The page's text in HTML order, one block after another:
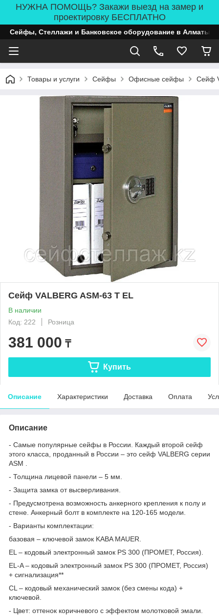
НУЖНА ПОМОЩЬ? Закажи выезд на замер и
проектировку БЕСПЛАТНО
Сейфы, Стеллажи и Банковское оборудование в Алматы
Товары и услуги Сейфы Офисные сейфы Сейф
Сейф VALBERG ASM-63 T EL
В наличии
Код: 222
Розница
381 000 ₸
Купить
Описание Характеристики Доставка Оплата
Описание
- Самые популярные сейфы в России. Каждый второй сейф
этого класса, проданный в России – это сейф VALBERG серии
ASM .
- Толщина лицевой панели – 5 мм.
- Защита замка от высверливания.
- Предусмотрена возможность анкерного крепления к полу и
стене. Анкерный болт в комплекте на 120-165 модели.
- Варианты комплектации:
базовая – ключевой замок KABA MAUER.
EL – кодовый электронный замок PS 300 (ПРОМЕТ, Россия).
EL-A – кодовый электронный замок PS 300 (ПРОМЕТ, Россия)
+ сигнализация**
CL – кодовый механический замок (без смены кода) +
ключевой.
- Цвет: оттенок коричневого с эффектом молотковой эмали.